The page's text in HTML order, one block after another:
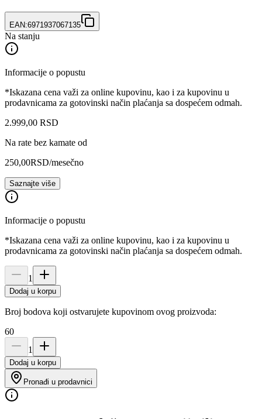
EAN:6971937067135
Na stanju
Informacije o popustu
*Iskazana cena važi za online kupovinu, kao i za kupovinu u
prodavnicama za gotovinski način plaćanja sa dospećem odmah.
2.999,00 RSD
Na rate bez kamate od
250,00RSD/mesečno
Saznajte više
Informacije o popustu
*Iskazana cena važi za online kupovinu, kao i za kupovinu u
prodavnicama za gotovinski način plaćanja sa dospećem odmah.
1
Dodaj u korpu
Broj bodova koji ostvarujete kupovinom ovog proizvoda:
60
1
Dodaj u korpu
Pronađi u prodavnici